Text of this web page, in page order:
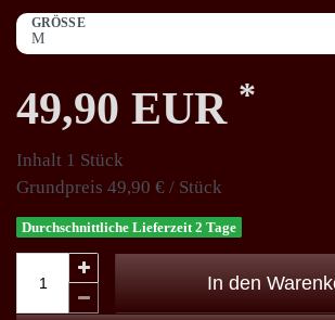
GRÖSSE
49,90 EUR *
Inhalt 1 Stück
Grundpreis 49,90 € / Stück
Durchschnittliche Lieferzeit 2 Tage
In den